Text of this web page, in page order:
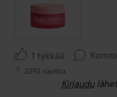
1 tykkää
3293 näyttöä
Kirjaudu